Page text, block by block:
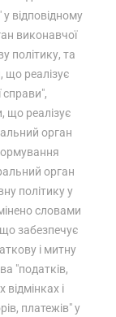
відповідному
виконавчої
політику, та
що реалізує
справи",
що реалізує
орган
орган
політику у
словами
забезпечує
і митну
"податків,
відмінках і
платежів" у